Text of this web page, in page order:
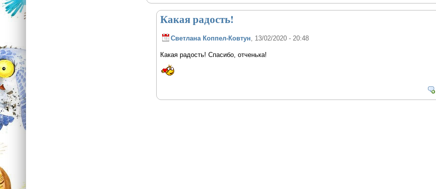
Какая радость!
Светлана Коппел-Ковтун, 13/02/2020 - 20:48
Какая радость! Спасибо, отченька!